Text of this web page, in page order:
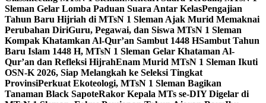
Sleman Gelar Lomba Paduan Suara Antar KelasPengajian
Tahun Baru Hijriah di MTsN 1 Sleman Ajak Murid Memaknai
Perubahan DiriGuru, Pegawai, dan Siswa MTsN 1 Sleman
Kompak Khatamkan Al-Qur’an Sambut 1448 HSambut Tahun
Baru Islam 1448 H, MTsN 1 Sleman Gelar Khataman Al-
Qur’an dan Refleksi HijrahEnam Murid MTsN 1 Sleman Ikuti
OSN-K 2026, Siap Melangkah ke Seleksi Tingkat
ProvinsiPerkuat Ekoteologi, MTsN 1 Sleman Bagikan
Tanaman Black SapoteRakor Kepala MTs se-DIY Digelar di